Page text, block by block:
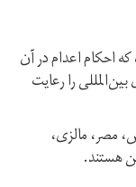
احکام اعدام در آن
را رعایت
مصر، مالزی،‌
هستند.